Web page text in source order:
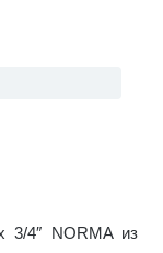
3/4″ NORMA из